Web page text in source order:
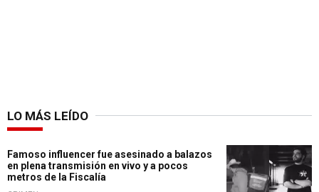
LO MÁS LEÍDO
Famoso influencer fue asesinado a balazos
en plena transmisión en vivo y a pocos
metros de la Fiscalía